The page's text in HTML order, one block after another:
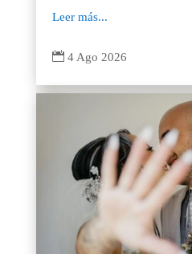
Leer más...
 4 Ago 2026